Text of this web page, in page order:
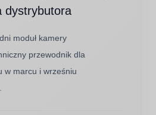
dystrybutora
moduł kamery
przewodnik dla
w marcu i wrześniu